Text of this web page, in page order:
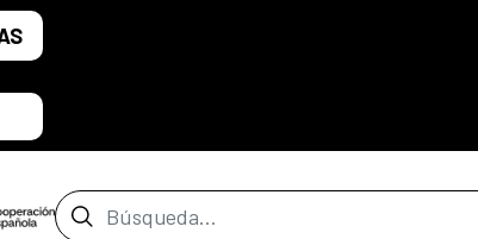
Barra de búsqueda